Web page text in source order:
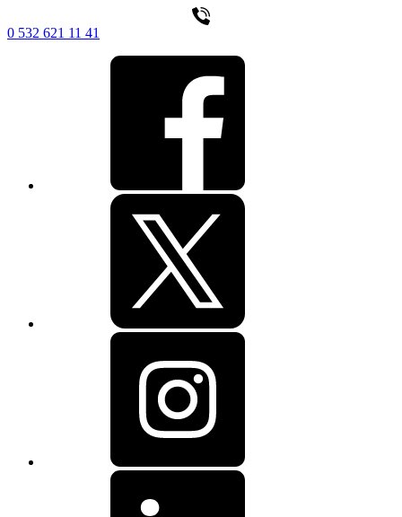
0 532 621 11 41